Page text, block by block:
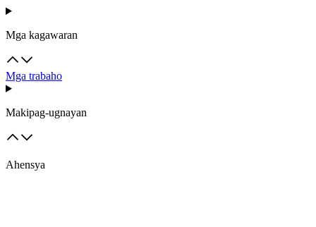
Mga kagawaran
Mga trabaho
Makipag-ugnayan
Ahensya